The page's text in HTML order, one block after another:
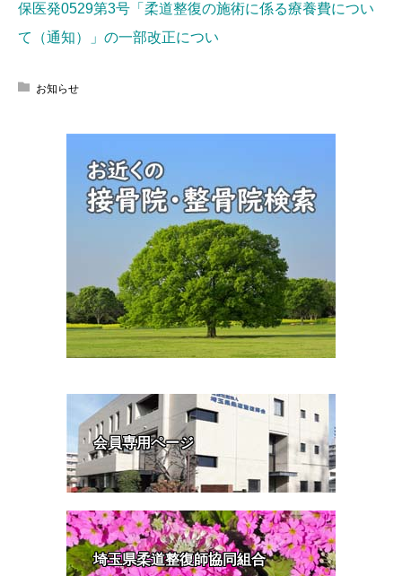
保医発0529第3号「柔道整復の施術に係る療養費につい
て（通知）」の一部改正につい
お知らせ
会員専用ページ
埼玉県柔道整復師協同組合